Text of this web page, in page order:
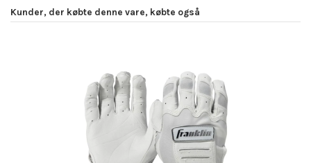
Kunder, der købte denne vare, købte også